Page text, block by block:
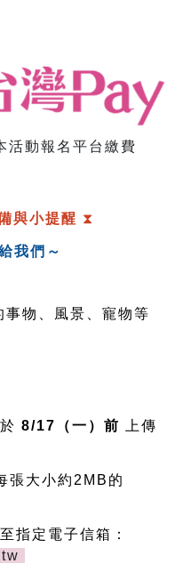
活動報名平台繳費
與小提醒 ⧗
我們～
物、風景、寵物等
8/17 （一） 前
上傳
張大小約2MB的
指定電子信箱：